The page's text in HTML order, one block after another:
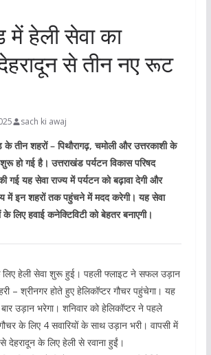
में हेली सेवा का
से तीन नए रूट
sach ki awaj
के तीन शहरों – पिथौरागढ़, चमोली और उत्तरकाशी के
हो गई है। उत्तराखंड पर्यटन विकास परिषद
गई यह सेवा राज्य में पर्यटन को बढ़ावा देगी और
में इन शहरों तक पहुंचने में मदद करेगी। यह सेवा
लिए हवाई कनेक्टिविटी को बेहतर बनाएगी।
लिए हेली सेवा शुरू हुई। पहली फ्लाइट ने सफल उड़ान
– श्रीनगर होते हुए हेलिकॉप्‍टर गौचर पहुंचेगा। यह
बार उड़ान भरेगा। शनिवार को हेलिकॉप्‍टर ने पहले
के लिए 4 सवारियों के साथ उड़ान भरी। वापसी में
से देहरादून के लिए हेली से रवाना हुईं।